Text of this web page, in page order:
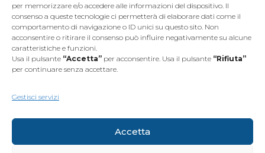
per memorizzare e/o accedere alle informazioni del dispositivo. Il
consenso a queste tecnologie ci permetterà di elaborare dati come il
comportamento di navigazione o ID unici su questo sito. Non
acconsentire o ritirare il consenso può influire negativamente su alcune
caratteristiche e funzioni.
Usa il pulsante “Accetta” per acconsentire. Usa il pulsante “Rifiuta”
per continuare senza accettare.
Gestisci servizi
Accetta
ORARI AGENZIA
Dal
dalle 9.00 alle 12.30
dalle 15.00 alle 19.30